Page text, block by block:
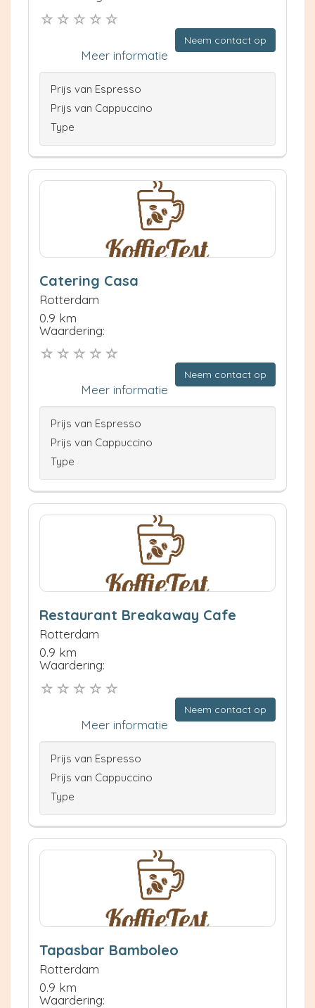
Neem contact op
Meer informatie
Prijs van Espresso
Prijs van Cappuccino
Type
Catering Casa
Rotterdam
0.9 km
Waardering:
Neem contact op
Meer informatie
Prijs van Espresso
Prijs van Cappuccino
Type
Restaurant Breakaway Cafe
Rotterdam
0.9 km
Waardering:
Neem contact op
Meer informatie
Prijs van Espresso
Prijs van Cappuccino
Type
Tapasbar Bamboleo
Rotterdam
0.9 km
Waardering: